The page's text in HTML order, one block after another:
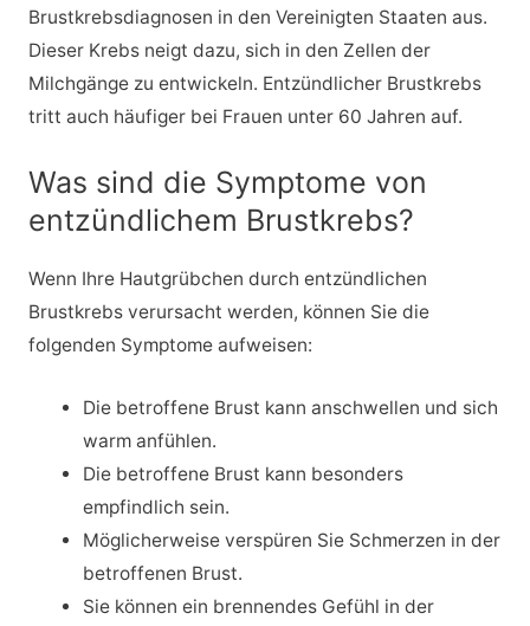
Brustkrebsdiagnosen in den Vereinigten Staaten aus.
Dieser Krebs neigt dazu, sich in den Zellen der
Milchgänge zu entwickeln. Entzündlicher Brustkrebs
tritt auch häufiger bei Frauen unter 60 Jahren auf.
Was sind die Symptome von
entzündlichem Brustkrebs?
Wenn Ihre Hautgrübchen durch entzündlichen
Brustkrebs verursacht werden, können Sie die
folgenden Symptome aufweisen:
Die betroffene Brust kann anschwellen und sich
warm anfühlen.
Die betroffene Brust kann besonders
empfindlich sein.
Möglicherweise verspüren Sie Schmerzen in der
betroffenen Brust.
Sie können ein brennendes Gefühl in der